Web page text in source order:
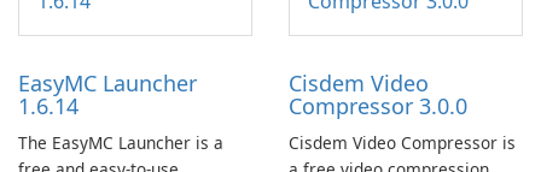
features, this app allows
users to easily design 3D
captivating animated scenes.
EasyMC Launcher
1.6.14
The EasyMC Launcher is a
Cisdem Video
Compressor 3.0.0
Cisdem Video Compressor is